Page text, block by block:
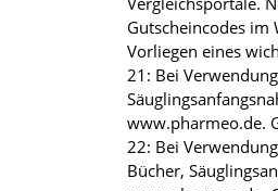
Gutscheincodes im
Vorliegen eines
21: Bei
www.pharmeo.de.
22: Bei
Bücher,